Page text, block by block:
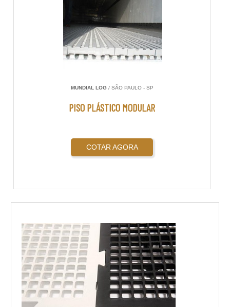
MUNDIAL LOG/ SÃO PAULO - SP
PISO PLÁSTICO MODULAR
COTAR AGORA